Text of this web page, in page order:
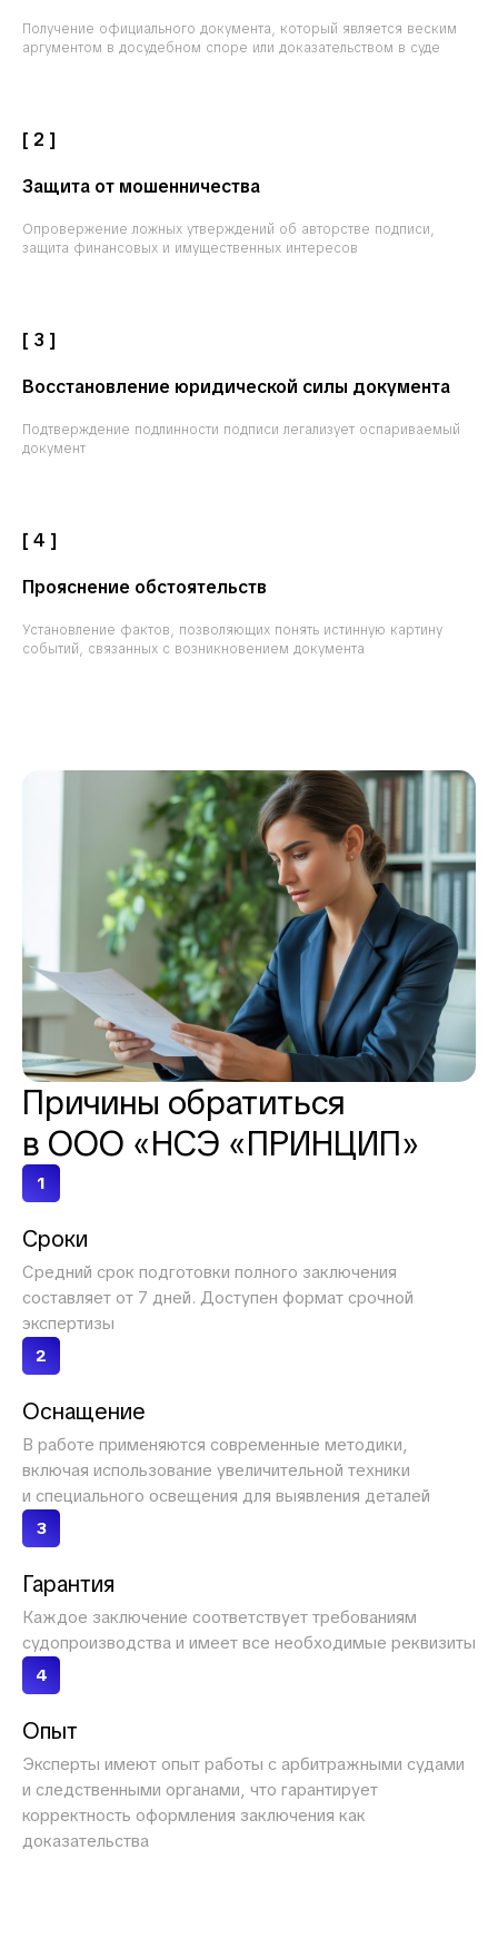
Получение официального документа, который является веским
аргументом в досудебном споре или доказательством в суде
[ 2 ]
Защита от мошенничества
Опровержение ложных утверждений об авторстве подписи,
защита финансовых и имущественных интересов
[ 3 ]
Восстановление юридической силы документа
Подтверждение подлинности подписи легализует оспариваемый
документ
[ 4 ]
Прояснение обстоятельств
Установление фактов, позволяющих понять истинную картину
событий, связанных с возникновением документа
Причины обратиться
в ООО «НСЭ «ПРИНЦИП»
1
Сроки
Средний срок подготовки полного заключения
составляет от 7 дней. Доступен формат срочной
экспертизы
2
Оснащение
В работе применяются современные методики,
включая использование увеличительной техники
и специального освещения для выявления деталей
3
Гарантия
Каждое заключение соответствует требованиям
судопроизводства и имеет все необходимые реквизиты
4
Опыт
Эксперты имеют опыт работы с арбитражными судами
и следственными органами, что гарантирует
корректность оформления заключения как
доказательства